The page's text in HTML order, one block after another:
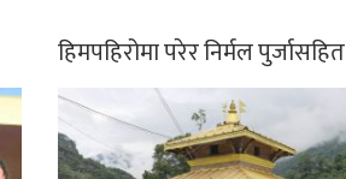
हिमपहिरोमा परेर निर्मल पुर्जासहित